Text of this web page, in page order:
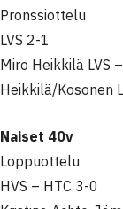
Pronssiottelu
LVS 2-1
Miro Heikkilä LVS
Heikkilä/Kosonen
Naiset 40v
Loppuottelu
HVS – HTC 3-0